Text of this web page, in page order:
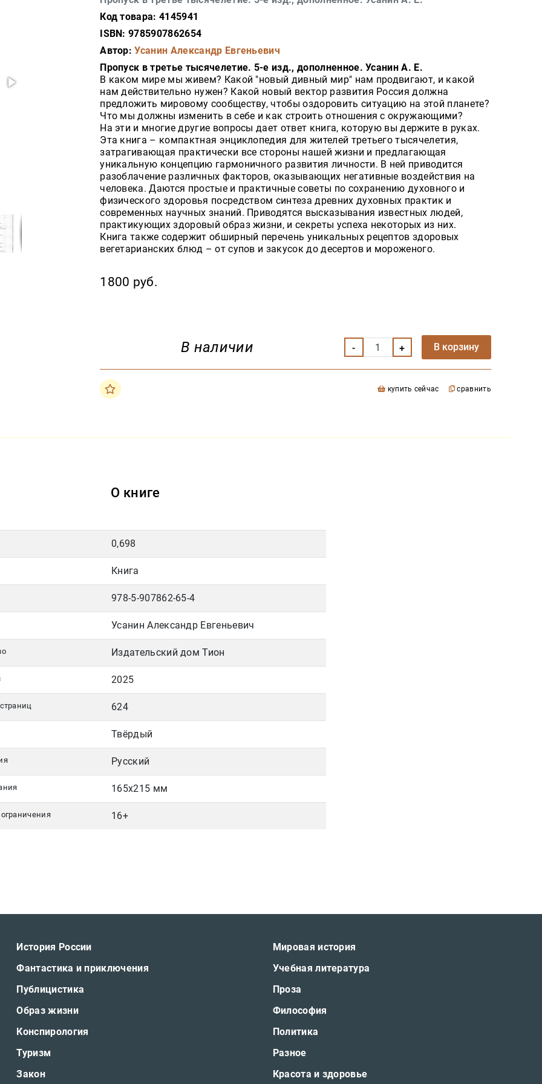
Код товара: 4145941
ISBN: 9785907862654
Автор:Усанин Александр Евгеньевич
Пропуск в третье тысячелетие. 5-е изд., дополненное. Усанин А. Е.
В каком мире мы живем? Какой "новый дивный мир" нам продвигают, и какой
нам действительно нужен? Какой новый вектор развития Россия должна
предложить мировому сообществу, чтобы оздоровить ситуацию на этой планете?
Что мы должны изменить в себе и как строить отношения с окружающими?
На эти и многие другие вопросы дает ответ книга, которую вы держите в руках.
Эта книга – компактная энциклопедия для жителей третьего тысячелетия,
затрагивающая практически все стороны нашей жизни и предлагающая
уникальную концепцию гармоничного развития личности. В ней приводится
разоблачение различных факторов, оказывающих негативные воздействия на
человека. Даются простые и практичные советы по сохранению духовного и
физического здоровья посредством синтеза древних духовных практик и
современных научных знаний. Приводятся высказывания известных людей,
практикующих здоровый образ жизни, и секреты успеха некоторых из них.
Книга также содержит обширный перечень уникальных рецептов здоровых
вегетарианских блюд – от супов и закусок до десертов и мороженого.
1800 руб.
В наличии В корзину
купить сейчас сравнить
О книге
0,698
Книга
978-5-907862-65-4
Усанин Александр Евгеньевич
Издательский дом Тион
2025
624
Твёрдый
Русский
165х215 мм
16+
История России
Мировая история
Фантастика и приключения
Учебная литература
Публицистика
Проза
Образ жизни
Философия
Конспирология
Политика
Туризм
Разное
Закон Красота и здоровье